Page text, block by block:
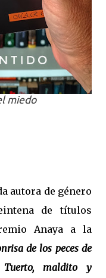
miedo
autora de género
de títulos
Anaya a la
de los peces de
Tuerto, maldito y